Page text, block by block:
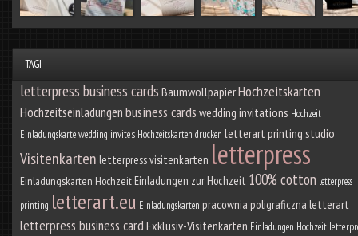
TAGI
letterpress business cards BaumwollpapierHochzeitskarten
Hochzeitseinladungenbusiness cards wedding invitations Hochzeit
Einladungskartewedding invites Hochzeitskarten drucken letterart printing studio
Visitenkarten letterpress visitenkarten letterpress
Einladungskarten HochzeitEinladungen zur Hochzeit 100% cotton letterpress
printing letterart.eu Einladungskarten pracownia poligraficzna letterart
letterpress business card Exklusiv-Visitenkarten Einladungen Hochzeit